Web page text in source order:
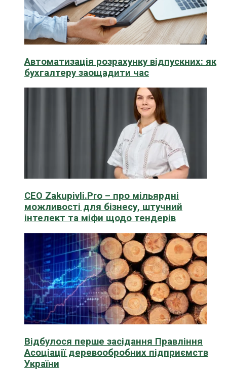
Автоматизація розрахунку відпускних: як
бухгалтеру заощадити час
CEO Zakupivli.Pro – про мільярдні
можливості для бізнесу, штучний
інтелект та міфи щодо тендерів
Відбулося перше засідання Правління
Асоціації деревообробних підприємств
України